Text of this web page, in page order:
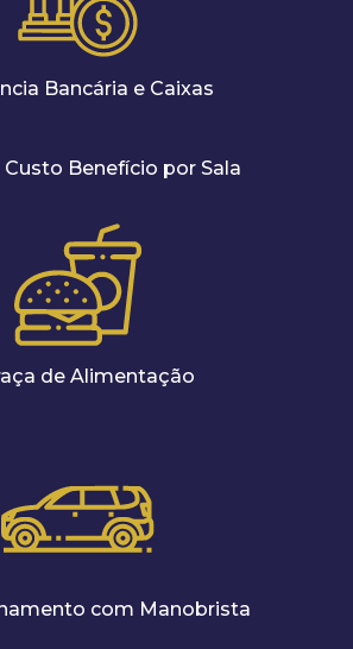
Bancária e Caixas
Custo Benefício por Sala
de Alimentação
com Manobrista